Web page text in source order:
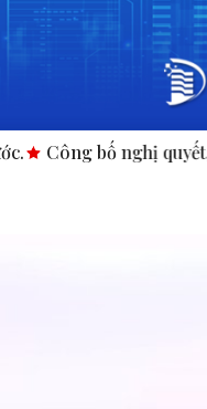
bố nghị quyết, quyết